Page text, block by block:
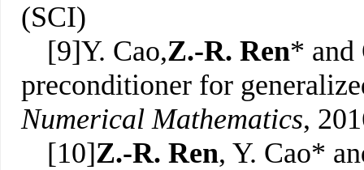
(SCI)
[9]Y. Cao,Z.-R. Ren* and
preconditioner for
Numerical Mathematics,
[10]Z.-R. Ren, Y. Cao*